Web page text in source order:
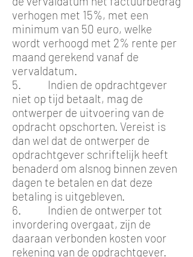
verhogen met 15%, met een
minimum van 50 euro, welke
wordt verhoogd met 2% rente per
maand gerekend vanaf de
vervaldatum.
5. Indien de opdrachtgever
niet op tijd betaalt, mag de
ontwerper de uitvoering van de
opdracht opschorten. Vereist is
dan wel dat de ontwerper de
opdrachtgever schriftelijk heeft
benaderd om alsnog binnen zeven
dagen te betalen en dat deze
betaling is uitgebleven.
6. Indien de ontwerper tot
invordering overgaat, zijn de
daaraan verbonden kosten voor
rekening van de opdrachtgever.